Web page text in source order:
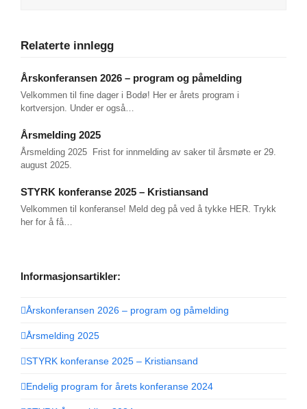
Relaterte innlegg
Årskonferansen 2026 – program og påmelding
Velkommen til fine dager i Bodø! Her er årets program i
kortversjon. Under er også…
Årsmelding 2025
Årsmelding 2025 Frist for innmelding av saker til årsmøte er 29.
august 2025.
STYRK konferanse 2025 – Kristiansand
Velkommen til konferanse! Meld deg på ved å tykke HER. Trykk
her for å få…
Informasjonsartikler:
Årskonferansen 2026 – program og påmelding
Årsmelding 2025
STYRK konferanse 2025 – Kristiansand
Endelig program for årets konferanse 2024